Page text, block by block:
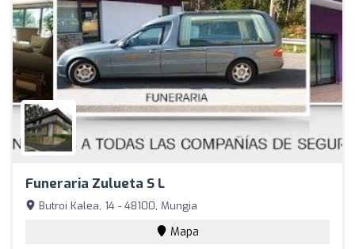
Funeraria Zulueta S L
Butroi Kalea, 14 - 48100, Mungia
Mapa